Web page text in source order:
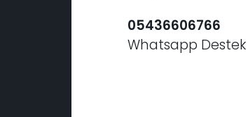
05436606766
Whatsapp Destek